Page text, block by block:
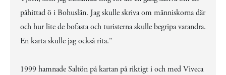
påhittad ö i Bohuslän. Jag skulle skriva om människorna där
och hur lite de bofasta och turisterna skulle begripa varandra.
En karta skulle jag också rita."
1999 hamnade Saltön på kartan på riktigt i och med Viveca